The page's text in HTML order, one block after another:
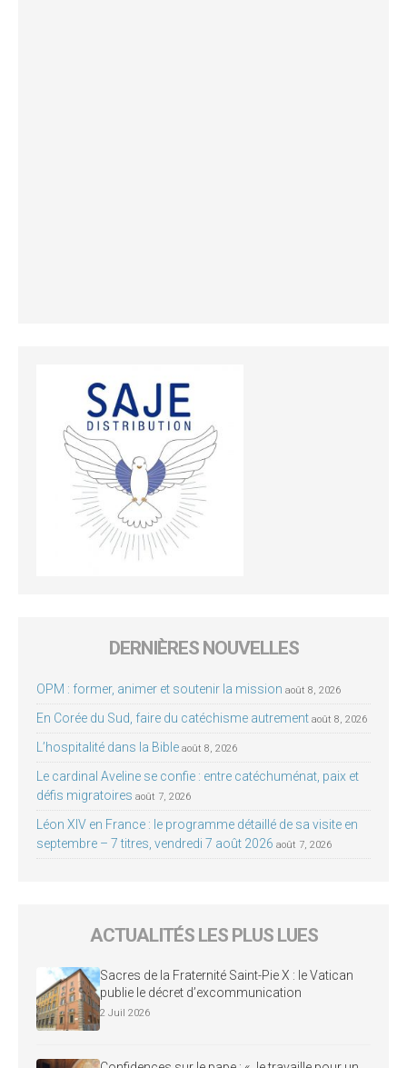
DERNIÈRES NOUVELLES
OPM : former, animer et soutenir la mission août 8, 2026
En Corée du Sud, faire du catéchisme autrement août 8, 2026
L’hospitalité dans la Bible août 8, 2026
Le cardinal Aveline se confie : entre catéchuménat, paix et
défis migratoires août 7, 2026
Léon XIV en France : le programme détaillé de sa visite en
septembre – 7 titres, vendredi 7 août 2026 août 7, 2026
ACTUALITÉS LES PLUS LUES
Sacres de la Fraternité Saint-Pie X : le Vatican
publie le décret d’excommunication
2 Juil 2026